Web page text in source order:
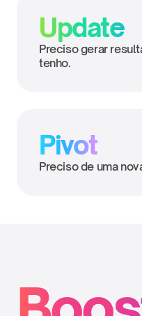
Update
Preciso gerar
tenho.
Pivot
Preciso de uma